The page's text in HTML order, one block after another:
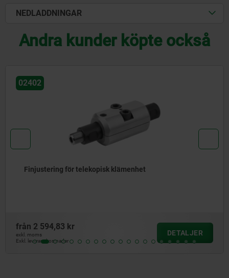
NEDLADDNINGAR
Andra kunder köpte också
02270
Universal-spännunderlag
från 71,37 kr
exkl. moms
Exkl. leveranskostnader
DETALJER